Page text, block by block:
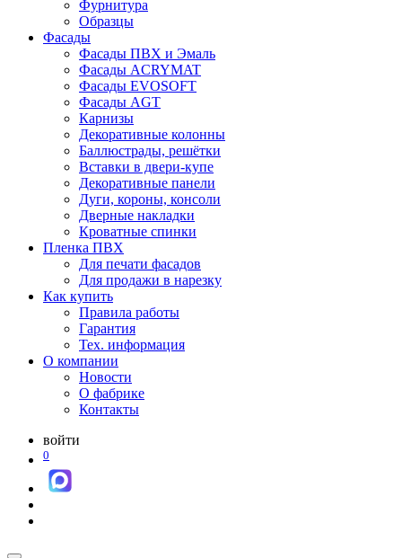
Фурнитура
Образцы
Фасады
Фасады ПВХ и Эмаль
Фасады ACRYMAT
Фасады EVOSOFT
Фасады AGT
Карнизы
Декоративные колонны
Баллюстрады, решётки
Вставки в двери-купе
Декоративные панели
Дуги, короны, консоли
Дверные накладки
Кроватные спинки
Пленка ПВХ
Для печати фасадов
Для продажи в нарезку
Как купить
Правила работы
Гарантия
Тех. информация
О компании
Новости
О фабрике
Контакты
войти
0